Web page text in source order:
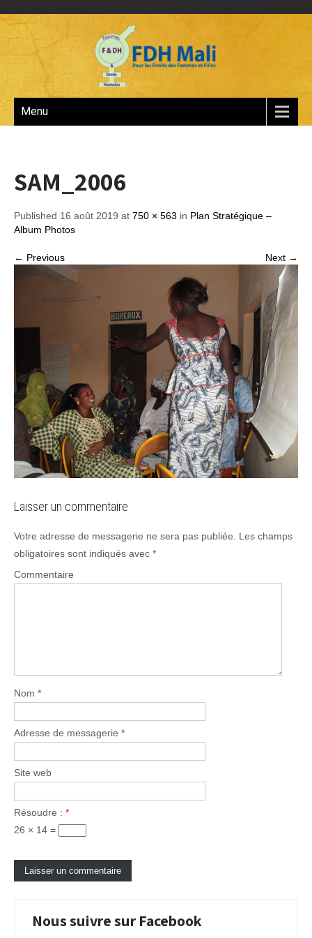
Menu
SAM_2006
Published 16 août 2019 at 750 × 563 in Plan Stratégique –
Album Photos
← Previous Next →
Laisser un commentaire
Votre adresse de messagerie ne sera pas publiée. Les champs
obligatoires sont indiqués avec *
Commentaire
Nom *
Adresse de messagerie *
Site web
Résoudre : *
26 × 14 =
Nous suivre sur Facebook